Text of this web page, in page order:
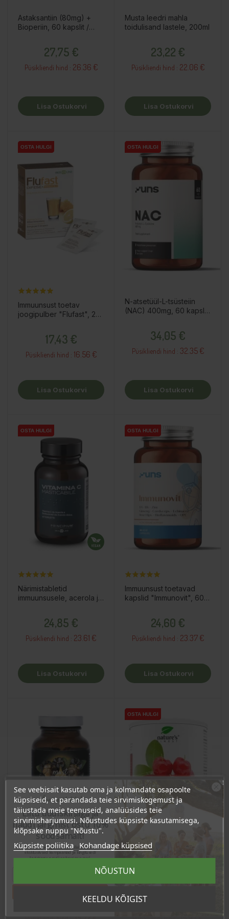
Astaksantiin (80mg) +
Bioperiin, 60 kapslit /
27,75 €
Püsikliendi hind : 26.36 €
Lisa Ostukorvi
Musta leedri mahla
toidulisand lastele, 200ml
23,22 €
Püsikliendi hind : 22.06 €
Lisa Ostukorvi
OSTA HULGI
OSTA HULGI
Immuunsust toetav
joogipulber "Flufast", 20
17,43 €
Püsikliendi hind : 16.56 €
Lisa Ostukorvi
OSTA HULGI
OSTA HULGI
N-atsetüül-L-tsüsteiin
(NAC) 400mg, 60 kapslit
34,05 €
Püsikliendi hind : 32.35 €
Lisa Ostukorvi
OSTA HULGI
OSTA HULGI
Närimistabletid
immuunsusele, acerola ja
24,85 €
Püsikliendi hind : 23.61 €
Lisa Ostukorvi
OSTA HULGI
OSTA HULGI
Immuunsust toetavad
kapslid "Immunovit", 60tk
24,60 €
Püsikliendi hind : 23.37 €
Lisa Ostukorvi
Musta küüslaugu pulber
OSTA HULGI
OSTA HULGI
Acerola kirsi pulber, 60g
See veebisait kasutab oma ja kolmandate osapoolte
küpsiseid, et parandada teie sirvimiskogemust ja
täiustada meie teenuseid, analüüsides teie
sirvimisharjumusi. Nõustudes küpsiste kasutamisega,
klõpsake nuppu "Nõustu".
Küpsiste poliitika Kohandage küpsised
KEELDU KÕIGIST
NÕUSTUN
Ära veel lahku!
Liitu uudiskirjaga ja
naudi järgmist ostu 10%
soodsamalt!
Sind ootavad spetsiaalsed allahindlused,
eksklusiivsed kampaaniad ja kingitused!
Registreeru e-maili aadressiga ja saad